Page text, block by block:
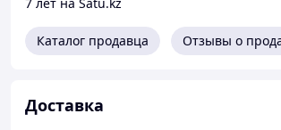
Индустриальное масло И-40А
качения и скольжения. Это делает его
Каталог продавца Отзывы о
Доставка